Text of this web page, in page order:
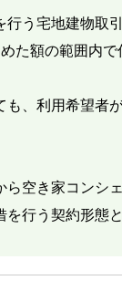
行う宅地建物取
た額の範囲内
も、利用希望者
空き家コンシ
を行う契約形態